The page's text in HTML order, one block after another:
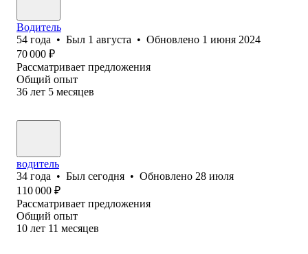
Водитель
54 года • Был 1 августа • Обновлено 1 июня 2024
70 000 ₽
Рассматривает предложения
Общий опыт
36 лет 5 месяцев
водитель
34 года • Был сегодня • Обновлено 28 июля
110 000 ₽
Рассматривает предложения
Общий опыт
10 лет 11 месяцев